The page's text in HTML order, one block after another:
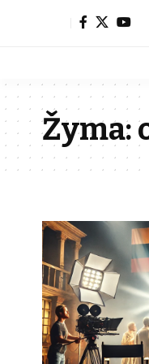
Žyma: